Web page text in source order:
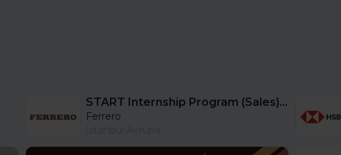
START Internship Program (Sales) - Istanbul
Ferrero